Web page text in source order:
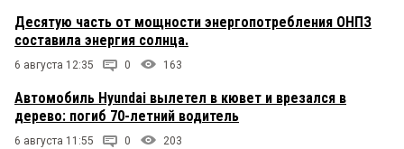
Десятую часть от мощности энергопотребления ОНПЗ
составила энергия солнца.
6 августа 12:35 0 163
Автомобиль Hyundai вылетел в кювет и врезался в
дерево: погиб 70-летний водитель
6 августа 11:55 0 203